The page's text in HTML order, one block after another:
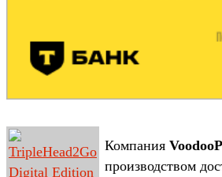
Компания
производством